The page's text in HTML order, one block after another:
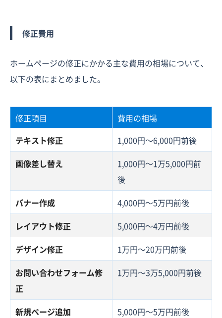
修正費用
ホームページの修正にかかる主な費用の相場について、
以下の表にまとめました。
修正項目
費用の相場
テキスト修正
1,000円〜6,000円前後
画像差し替え
1,000円〜1万5,000円前
後
バナー作成
4,000円〜5万円前後
レイアウト修正
5,000円〜4万円前後
デザイン修正
1万円〜20万円前後
お問い合わせフォーム修
正
1万円〜3万5,000円前後
新規ページ追加
5,000円〜5万円前後